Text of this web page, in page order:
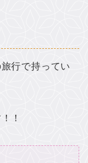
行で持ってい
！